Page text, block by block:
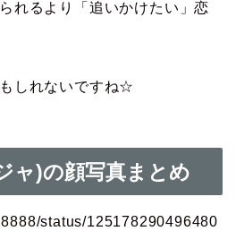
れるより「追いかけたい」恋
しれないですね☆
ャ)の顔写真まとめ
status/125178290496480